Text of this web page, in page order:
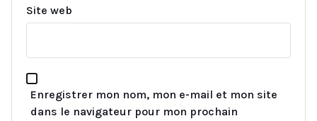
Site web
Enregistrer mon nom, mon e-mail et mon site
dans le navigateur pour mon prochain